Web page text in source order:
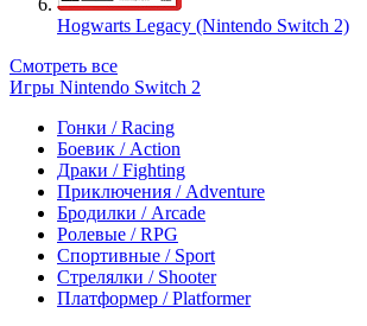
Hogwarts Legacy (Nintendo Switch 2)
Смотреть все
Игры Nintendo Switch 2
Гонки / Racing
Боевик / Action
Драки / Fighting
Приключения / Adventure
Бродилки / Arcade
Ролевые / RPG
Спортивные / Sport
Стрелялки / Shooter
Платформер / Platformer